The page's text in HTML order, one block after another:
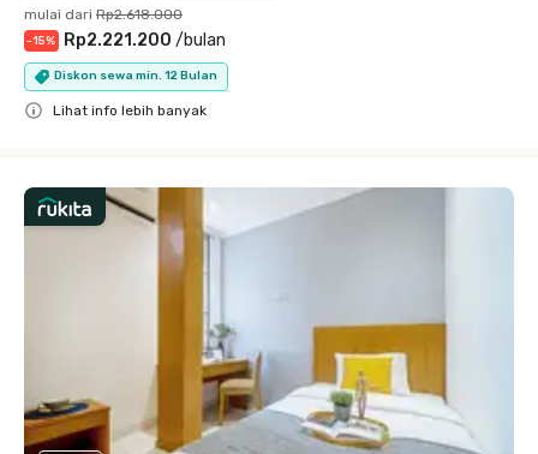
mulai dari Rp2.618.000
-15% Rp2.221.200 /bulan
Diskon sewa min. 12 Bulan
Lihat info lebih banyak